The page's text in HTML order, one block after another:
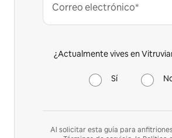
Correo electrónico*
¿Actualmente vives en
Sí
Al solicitar esta guía para